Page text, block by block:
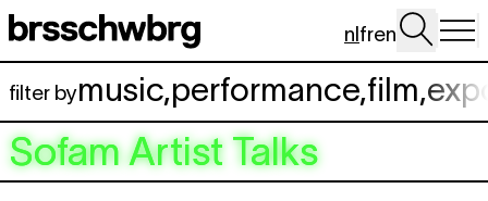
Spring naar hoofdinhoud
nlfren
filter bymusic,performance,film,
Sofam Artist Talks